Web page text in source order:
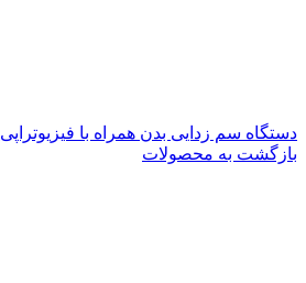
دستگاه سم زدایی بدن همراه با فیزیوتراپی ems
بازگشت به محصولات